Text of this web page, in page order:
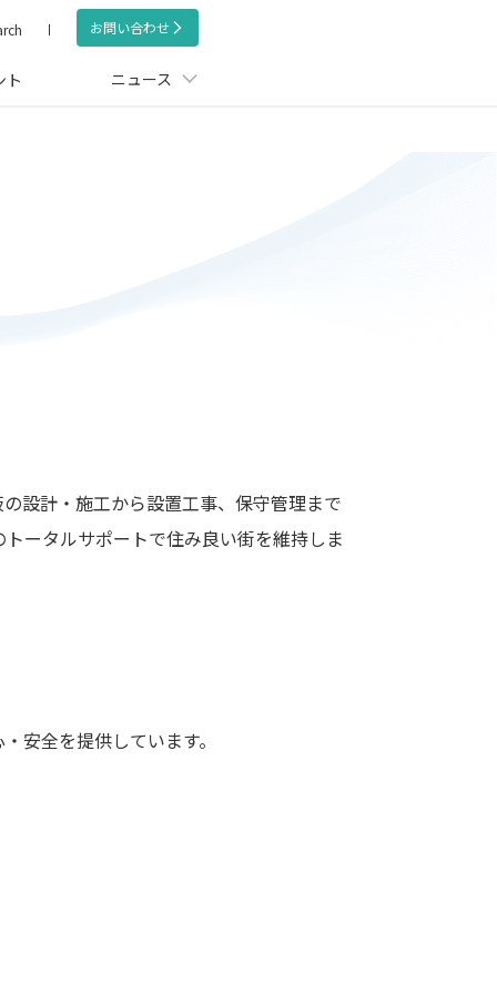
お問い合わせ
ト ニュース
設計・施工から設置工事、保守管理まで
ータルサポートで住み良い街を維持しま
安全を提供しています。